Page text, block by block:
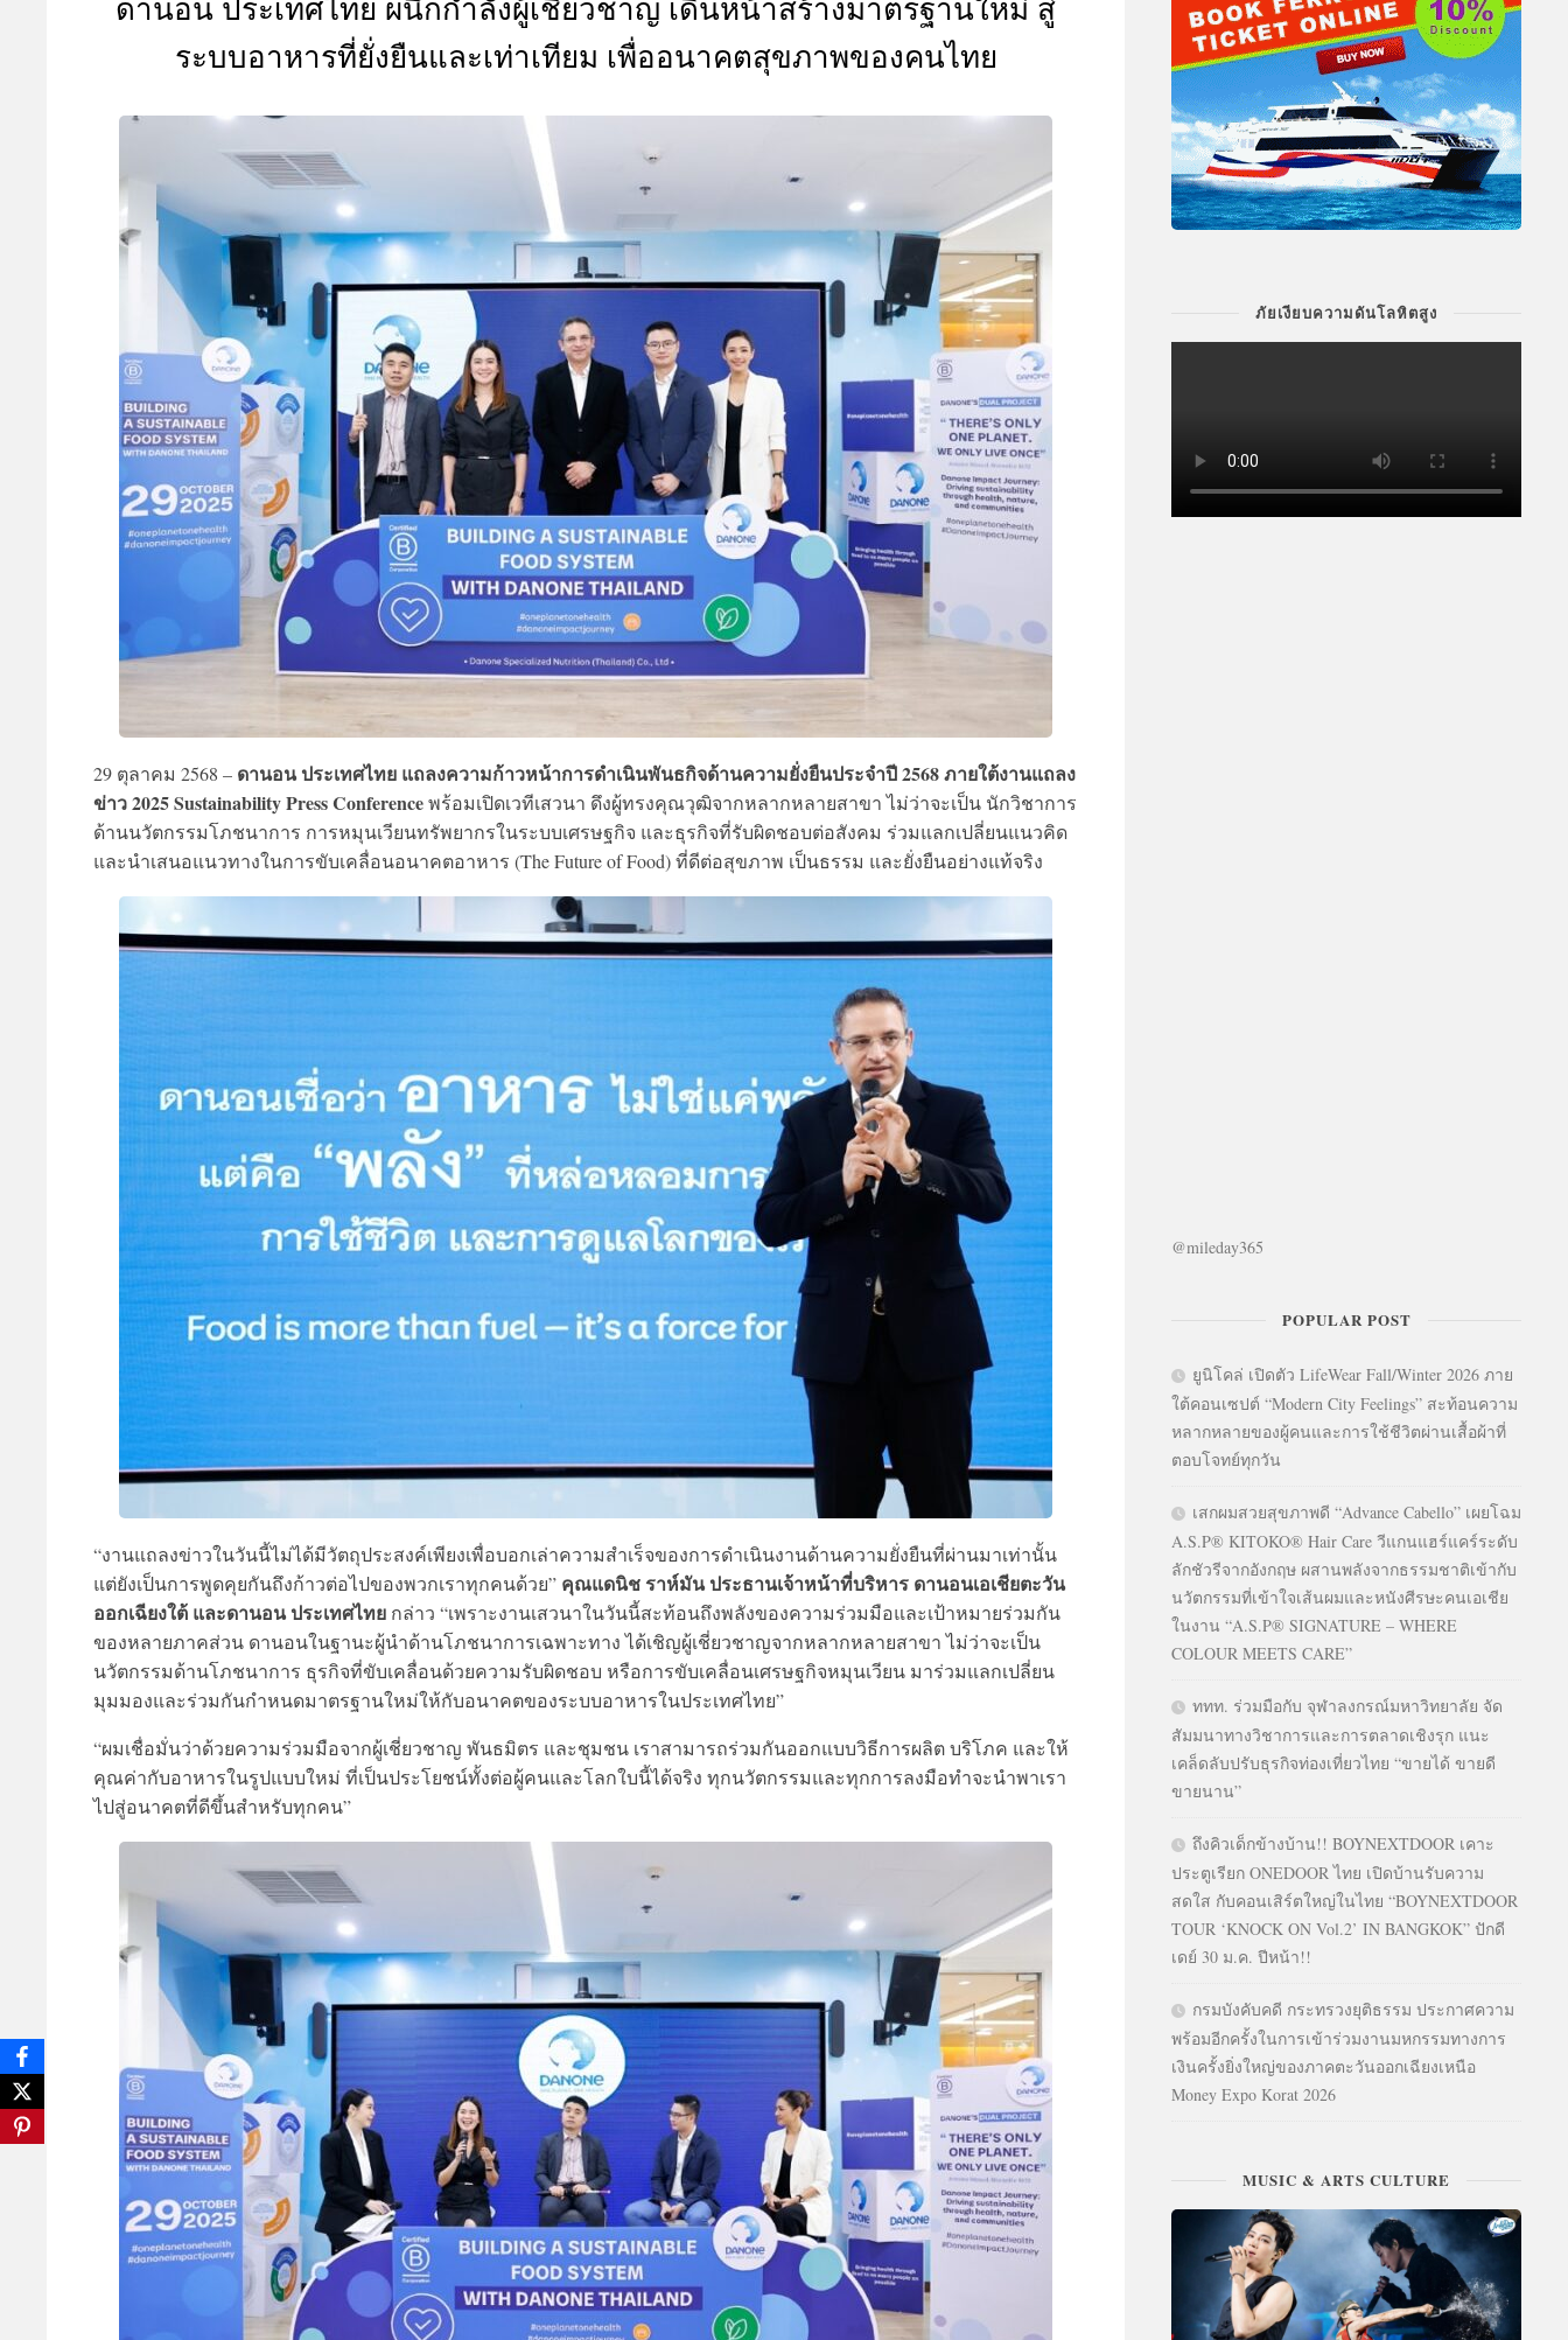
ACTIVITIES
&
DEAL
ดานอน ประเทศไทย ผนึกกำลังผู้เชี่ยวชาญ เดินหน้าสร้างมาตรฐานใหม่ สู่
ระบบอาหารที่ยั่งยืนและเท่าเทียม เพื่ออนาคตสุขภาพของคนไทย
29 ตุลาคม 2568 – ดานอน ประเทศไทย แถลงความก้าวหน้าการดำเนินพันธกิจด้านความยั่งยืนประจำปี 2568 ภายใต้งานแถลง
ข่าว 2025 Sustainability Press Conferenceพร้อมเปิดเวทีเสวนา ดึงผู้ทรงคุณวุฒิจากหลากหลายสาขา ไม่ว่าจะเป็น นักวิชาการ
ด้านนวัตกรรมโภชนาการ การหมุนเวียนทรัพยากรในระบบเศรษฐกิจ และธุรกิจที่รับผิดชอบต่อสังคม ร่วมแลกเปลี่ยนแนวคิด
และนำเสนอแนวทางในการขับเคลื่อนอนาคตอาหาร (The Future of Food) ที่ดีต่อสุขภาพ เป็นธรรม และยั่งยืนอย่างแท้จริง
“งานแถลงข่าวในวันนี้ไม่ได้มีวัตถุประสงค์เพียงเพื่อบอกเล่าความสำเร็จของการดำเนินงานด้านความยั่งยืนที่ผ่านมาเท่านั้น
แต่ยังเป็นการพูดคุยกันถึงก้าวต่อไปของพวกเราทุกคนด้วย” คุณแดนิช ราห์มัน ประธานเจ้าหน้าที่บริหาร ดานอนเอเชียตะวัน
ออกเฉียงใต้ และดานอน ประเทศไทย กล่าว “เพราะงานเสวนาในวันนี้สะท้อนถึงพลังของความร่วมมือและเป้าหมายร่วมกัน
ของหลายภาคส่วน ดานอนในฐานะผู้นำด้านโภชนาการเฉพาะทาง ได้เชิญผู้เชี่ยวชาญจากหลากหลายสาขา ไม่ว่าจะเป็น
นวัตกรรมด้านโภชนาการ ธุรกิจที่ขับเคลื่อนด้วยความรับผิดชอบ หรือการขับเคลื่อนเศรษฐกิจหมุนเวียน มาร่วมแลกเปลี่ยน
มุมมองและร่วมกันกำหนดมาตรฐานใหม่ให้กับอนาคตของระบบอาหารในประเทศไทย”
“ผมเชื่อมั่นว่าด้วยความร่วมมือจากผู้เชี่ยวชาญ พันธมิตร และชุมชน เราสามารถร่วมกันออกแบบวิธีการผลิต บริโภค และให้
คุณค่ากับอาหารในรูปแบบใหม่ ที่เป็นประโยชน์ทั้งต่อผู้คนและโลกใบนี้ได้จริง ทุกนวัตกรรมและทุกการลงมือทำจะนำพาเรา
ไปสู่อนาคตที่ดีขึ้นสำหรับทุกคน”
ภัยเงียบความดันโลหิตสูง
@mileday365
POPULAR POST
ยูนิโคล่ เปิดตัว LifeWear Fall/Winter 2026 ภาย
ใต้คอนเซปต์ “Modern City Feelings” สะท้อนความ
หลากหลายของผู้คนและการใช้ชีวิตผ่านเสื้อผ้าที่
ตอบโจทย์ทุกวัน
เสกผมสวยสุขภาพดี “Advance Cabello” เผยโฉม
A.S.P® KITOKO® Hair Care วีแกนแฮร์แคร์ระดับ
ลักชัวรีจากอังกฤษ ผสานพลังจากธรรมชาติเข้ากับ
นวัตกรรมที่เข้าใจเส้นผมและหนังศีรษะคนเอเชีย
ในงาน “A.S.P® SIGNATURE – WHERE
COLOUR MEETS CARE”
ททท. ร่วมมือกับ จุฬาลงกรณ์มหาวิทยาลัย จัด
สัมมนาทางวิชาการและการตลาดเชิงรุก แนะ
เคล็ดลับปรับธุรกิจท่องเที่ยวไทย “ขายได้ ขายดี
ขายนาน”
ถึงคิวเด็กข้างบ้าน!! BOYNEXTDOOR เคาะ
ประตูเรียก ONEDOOR ไทย เปิดบ้านรับความ
สดใส กับคอนเสิร์ตใหญ่ในไทย “BOYNEXTDOOR
TOUR ‘KNOCK ON Vol.2’ IN BANGKOK” ปักดี
เดย์ 30 ม.ค. ปีหน้า!!
กรมบังคับคดี กระทรวงยุติธรรม ประกาศความ
พร้อมอีกครั้งในการเข้าร่วมงานมหกรรมทางการ
เงินครั้งยิ่งใหญ่ของภาคตะวันออกเฉียงเหนือ
Money Expo Korat 2026
MUSIC & ARTS CULTURE